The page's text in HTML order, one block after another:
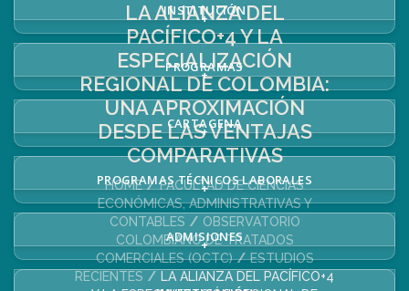
INSTITUCIÓN
+
PROGRAMAS
+
CARTAGENA
+
PROGRAMAS TÉCNICOS LABORALES
+
ADMISIONES
+
LA ALIANZA DEL
PACÍFICO+4 Y LA
ESPECIALIZACIÓN
REGIONAL DE COLOMBIA:
UNA APROXIMACIÓN
DESDE LAS VENTAJAS
COMPARATIVAS
HOME
FACULTAD DE CIENCIAS
ECONÓMICAS, ADMINISTRATIVAS Y
CONTABLES
OBSERVATORIO
COLOMBIANO DE TRATADOS
COMERCIALES (OCTC)
ESTUDIOS
RECIENTES
LA ALIANZA DEL PACÍFICO+4